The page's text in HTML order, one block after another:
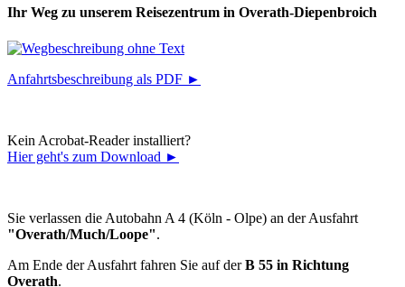
Ihr Weg zu unserem Reisezentrum in Overath-Diepenbroich
Anfahrtsbeschreibung als PDF ►
Kein Acrobat-Reader installiert?
Hier geht's zum Download ►
Sie verlassen die Autobahn A 4 (Köln - Olpe) an der Ausfahrt
"Overath/Much/Loope".
Am Ende der Ausfahrt fahren Sie auf derB 55 in Richtung
Overath.